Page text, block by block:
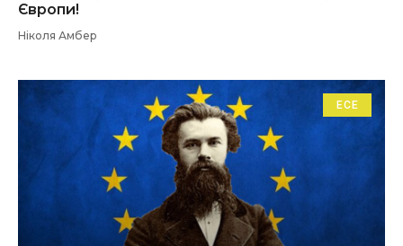
Європи!
Ніколя Амбер
ЕСЕ